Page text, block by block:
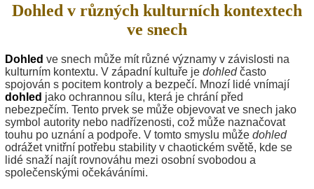
Dohled v různých kulturních kontextech
ve snech
Dohled ve snech může mít různé významy v závislosti na
kulturním kontextu. V západní kultuře je dohledčasto
spojován s pocitem kontroly a bezpečí. Mnozí lidé vnímají
dohled jako ochrannou sílu, která je chrání před
nebezpečím. Tento prvek se může objevovat ve snech jako
symbol autority nebo nadřízenosti, což může naznačovat
touhu po uznání a podpoře. V tomto smyslu může dohled
odrážet vnitřní potřebu stability v chaotickém světě, kde se
lidé snaží najít rovnováhu mezi osobní svobodou a
společenskými očekáváními.